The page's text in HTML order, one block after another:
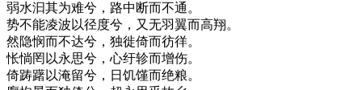
弱水汩其为难兮，路中断而不通。
势不能凌波以径度兮，又无羽翼而高翔。
然隐悯而不达兮，独徙倚而彷徉。
怅惝罔以永思兮，心纡轸而增伤。
倚踌躇以淹留兮，日饥馑而绝粮。